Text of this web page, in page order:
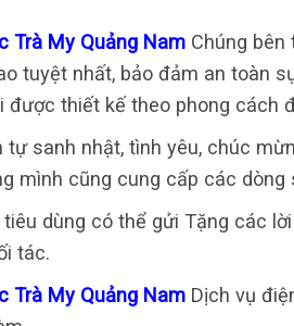
Trà My Quảng Nam Chúng
tuyệt nhất, bảo đảm an toàn
được thiết kế theo phong cách
sanh nhật, tình yêu, chúc
mình cũng cung cấp các
dùng có thể gửi Tặng các
tác.
Trà My Quảng Nam Dịch vụ